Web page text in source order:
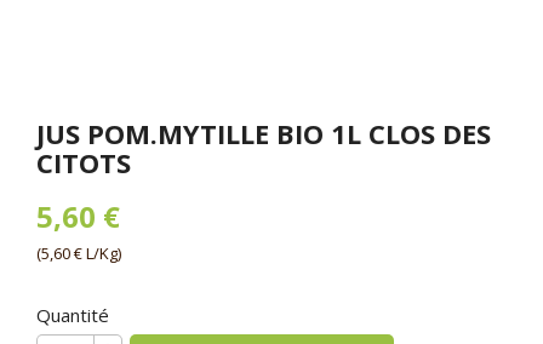
JUS POM.MYTILLE BIO 1L CLOS DES
CITOTS
5,60 €
(5,60 € L/Kg)
Quantité